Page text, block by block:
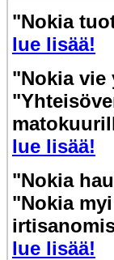
"Nokia
lue lisää!
"Nokia vie
lue lisää!
"Nokia
"Nokia
lue lisää!